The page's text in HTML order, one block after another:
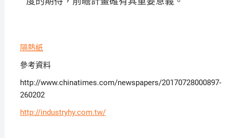
隔熱紙
參考資料
http://www.chinatimes.com/newspapers/20170728000897-
260202
http://industryhy.com.tw/